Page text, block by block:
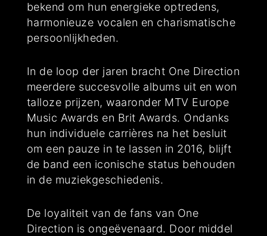
bekend om hun energieke optredens,
harmonieuze vocalen en charismatische
persoonlijkheden.
In de loop der jaren bracht One Direction
meerdere succesvolle albums uit en won
talloze prijzen, waaronder MTV Europe
Music Awards en Brit Awards. Ondanks
hun individuele carrières na het besluit
om een pauze in te lassen in 2016, blijft
de band een iconische status behouden
in de muziekgeschiedenis.
De loyaliteit van de fans van One
Direction is ongeëvenaard. Door middel